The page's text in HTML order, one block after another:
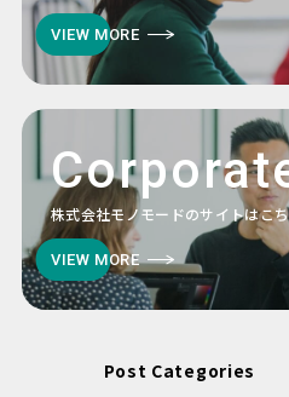
VIEW MORE
株式会社モノモードのサイトはこ
VIEW MORE
Post Categories